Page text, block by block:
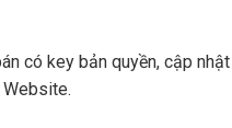
có key bản quyền, cập